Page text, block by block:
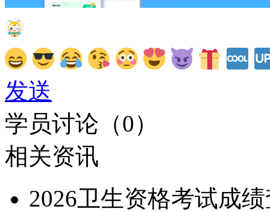
发送
学员讨论（0）
相关资讯
2026卫生资格考试成